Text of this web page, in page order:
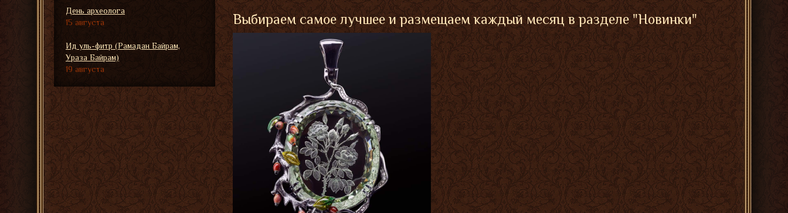
Выбираем самое лучшее и размещаем каждый месяц в разделе "Новинки"
День археолога
15 августа
Ид уль-фитр (Рамадан Байрам,
Ураза Байрам)
19 августа